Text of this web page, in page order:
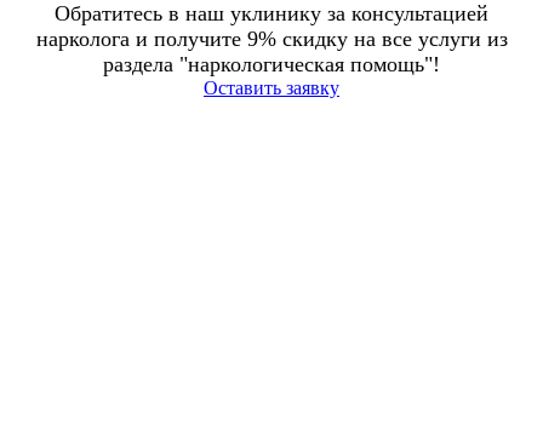
Обратитесь в наш уклинику за консультацией
нарколога и получите 9% скидку на все услуги из
раздела "наркологическая помощь"!
Оставить заявку